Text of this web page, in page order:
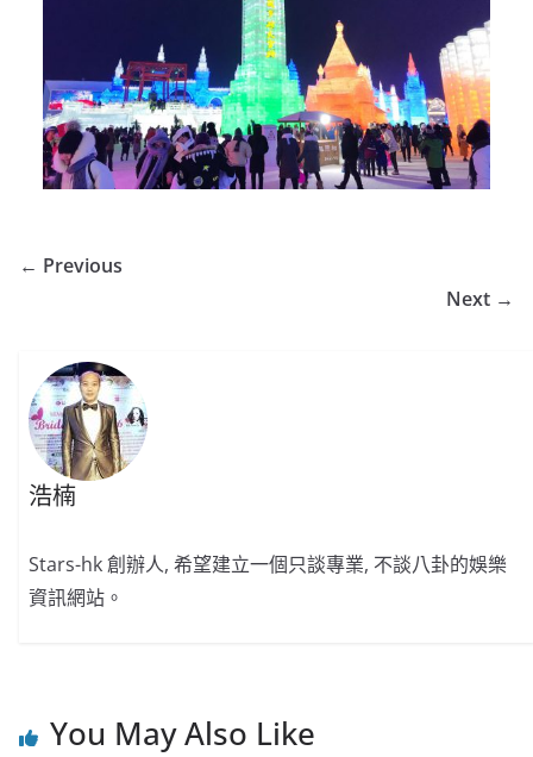
← Previous
Next →
浩楠
Stars-hk 創辦人, 希望建立一個只談專業, 不談八卦的娛樂
資訊網站。
You May Also Like